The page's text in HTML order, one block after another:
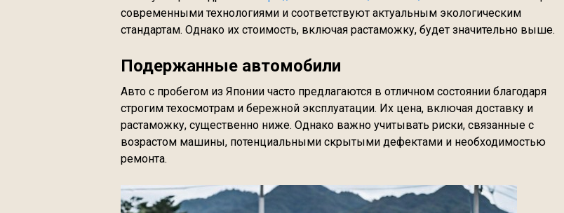
современными технологиями и соответствуют актуальным экологическим
стандартам. Однако их стоимость, включая растаможку, будет значительно выше.
Подержанные автомобили
Авто с пробегом из Японии часто предлагаются в отличном состоянии благодаря
строгим техосмотрам и бережной эксплуатации. Их цена, включая доставку и
растаможку, существенно ниже. Однако важно учитывать риски, связанные с
возрастом машины, потенциальными скрытыми дефектами и необходимостью
ремонта.